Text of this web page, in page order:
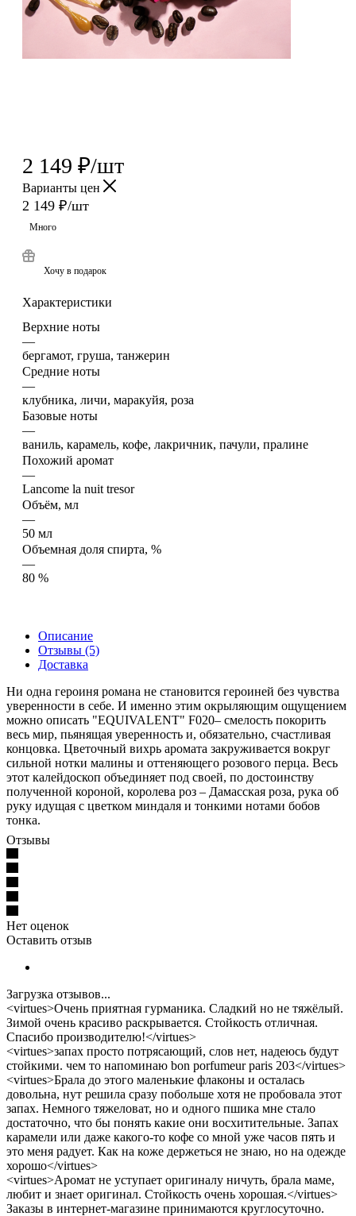
2 149 ₽/шт
Варианты цен
2 149 ₽/шт
Много
Хочу в подарок
Характеристики
Верхние ноты
—
бергамот, груша, танжерин
Средние ноты
—
клубника, личи, маракуйя, роза
Базовые ноты
—
ваниль, карамель, кофе, лакричник, пачули, пралине
Похожий аромат
—
Lancome la nuit tresor
Объём, мл
—
50 мл
Объемная доля спирта, %
—
80 %
Описание
Отзывы (5)
Доставка
Ни одна героиня романа не становится героиней без чувства
уверенности в себе. И именно этим окрыляющим ощущением
можно описать "EQUIVALENT" F020– смелость покорить
весь мир, пьянящая уверенность и, обязательно, счастливая
концовка. Цветочный вихрь аромата закруживается вокруг
сильной нотки малины и оттеняющего розового перца. Весь
этот калейдоскоп объединяет под своей, по достоинству
полученной короной, королева роз – Дамасская роза, рука об
руку идущая с цветком миндаля и тонкими нотами бобов
тонка.
Отзывы
Нет оценок
Оставить отзыв
Загрузка отзывов...
<virtues>Очень приятная гурманика. Сладкий но не тяжёлый.
Зимой очень красиво раскрывается. Стойкость отличная.
Спасибо производителю!</virtues>
<virtues>запах просто потрясающий, слов нет, надеюсь будут
стойкими. чем то напоминаю bon porfumeur paris 203</virtues>
<virtues>Брала до этого маленькие флаконы и осталась
довольна, нут решила сразу побольше хотя не пробовала этот
запах. Немного тяжеловат, но и одного пшика мне стало
достаточно, что бы понять какие они восхитительные. Запах
карамели или даже какого-то кофе со мной уже часов пять и
это меня радует. Как на коже держеться не знаю, но на одежде
хорошо</virtues>
<virtues>Аромат не уступает оригиналу ничуть, брала маме,
любит и знает оригинал. Стойкость очень хорошая.</virtues>
Заказы в интернет-магазине принимаются круглосуточно.